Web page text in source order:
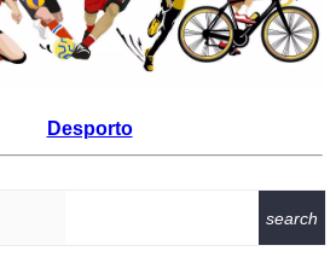
Desporto
search